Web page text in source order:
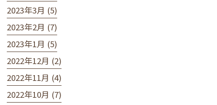
2023年3月 (5)
2023年2月 (7)
2023年1月 (5)
2022年12月 (2)
2022年11月 (4)
2022年10月 (7)